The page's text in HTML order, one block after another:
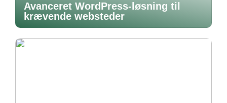
Avanceret WordPress-løsning til
krævende websteder